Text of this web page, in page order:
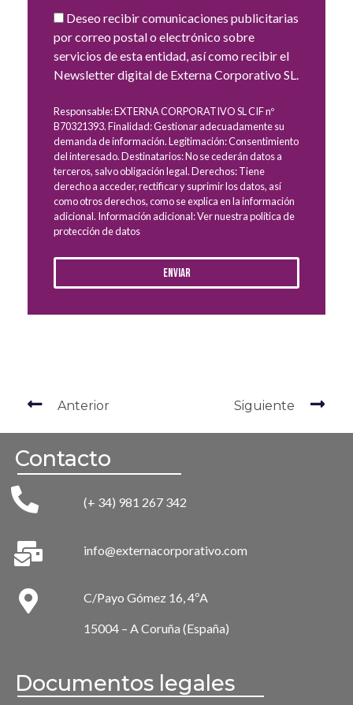
Deseo recibir comunicaciones publicitarias
por correo postal o electrónico sobre
servicios de esta entidad, así como recibir el
Newsletter digital de Externa Corporativo SL.
Responsable: EXTERNA CORPORATIVO SL CIF nº
B70321393. Finalidad: Gestionar adecuadamente su
demanda de información. Legitimación: Consentimiento
del interesado. Destinatarios: No se cederán datos a
terceros, salvo obligación legal. Derechos: Tiene
derecho a acceder, rectificar y suprimir los datos, así
como otros derechos, como se explica en la información
adicional. Información adicional: Ver nuestra política de
protección de datos
Enviar
Anterior Siguiente
Contacto
(+ 34) 981 267 342
info@externacorporativo.com
C/Payo Gómez 16, 4ºA
15004 – A Coruña (España)
Documentos legales